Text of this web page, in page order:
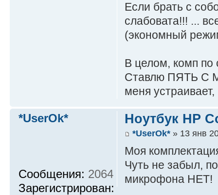
Если брать с
слабовата!!! ...
(экономный
В целом, комп по
Ставлю ПЯТЬ С
меня
Ноутбук HP
*UserOk*» 13 янв
Моя
Чуть не забыл,
микрофона НЕТ!
*UserOk*
Сообщения: 2064
Зарегистрирован: